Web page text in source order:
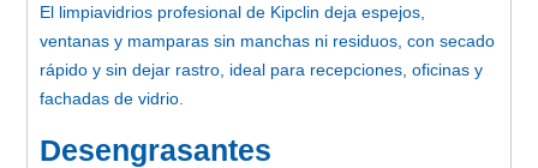
El limpiavidrios profesional de Kipclin deja espejos,
ventanas y mamparas sin manchas ni residuos, con secado
rápido y sin dejar rastro, ideal para recepciones, oficinas y
fachadas de vidrio.
Desengrasantes